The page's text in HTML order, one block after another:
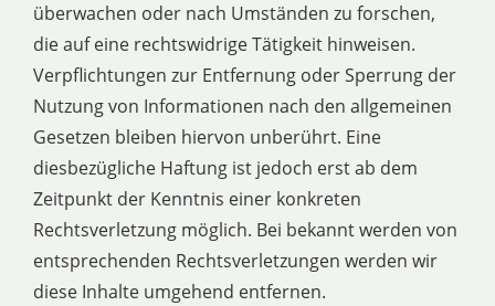
überwachen oder nach Umständen zu forschen,
die auf eine rechtswidrige Tätigkeit hinweisen.
Verpflichtungen zur Entfernung oder Sperrung der
Nutzung von Informationen nach den allgemeinen
Gesetzen bleiben hiervon unberührt. Eine
diesbezügliche Haftung ist jedoch erst ab dem
Zeitpunkt der Kenntnis einer konkreten
Rechtsverletzung möglich. Bei bekannt werden von
entsprechenden Rechtsverletzungen werden wir
diese Inhalte umgehend entfernen.